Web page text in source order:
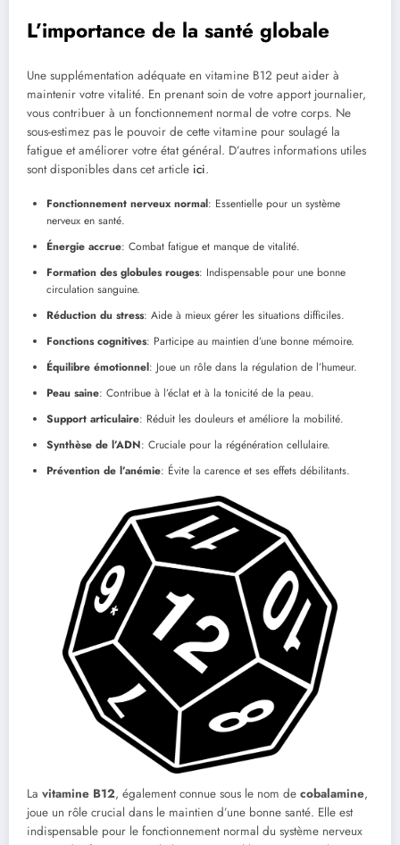
L’importance de la santé globale
Une supplémentation adéquate en vitamine B12 peut aider à
maintenir votre vitalité. En prenant soin de votre apport journalier,
vous contribuer à un fonctionnement normal de votre corps. Ne
sous-estimez pas le pouvoir de cette vitamine pour soulagé la
fatigue et améliorer votre état général. D’autres informations utiles
sont disponibles dans cet article ici.
Fonctionnement nerveux normal: Essentielle pour un système
nerveux en santé.
Énergie accrue: Combat fatigue et manque de vitalité.
Formation des globules rouges: Indispensable pour une bonne
circulation sanguine.
Réduction du stress: Aide à mieux gérer les situations difficiles.
Fonctions cognitives: Participe au maintien d’une bonne mémoire.
Équilibre émotionnel: Joue un rôle dans la régulation de l’humeur.
Peau saine: Contribue à l’éclat et à la tonicité de la peau.
Support articulaire: Réduit les douleurs et améliore la mobilité.
Synthèse de l’ADN: Cruciale pour la régénération cellulaire.
Prévention de l’anémie: Évite la carence et ses effets débilitants.
La vitamine B12, également connue sous le nom de cobalamine,
joue un rôle crucial dans le maintien d’une bonne santé. Elle est
indispensable pour le fonctionnement normal du système nerveux